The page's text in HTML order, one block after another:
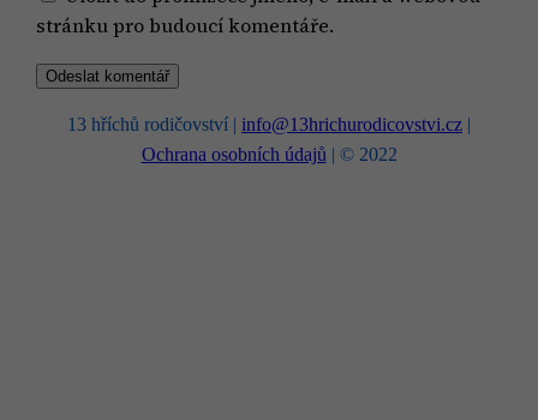
stránku pro budoucí komentáře.
13 hříchů rodičovství | info@13hrichurodicovstvi.cz |
Ochrana osobních údajů | © 2022